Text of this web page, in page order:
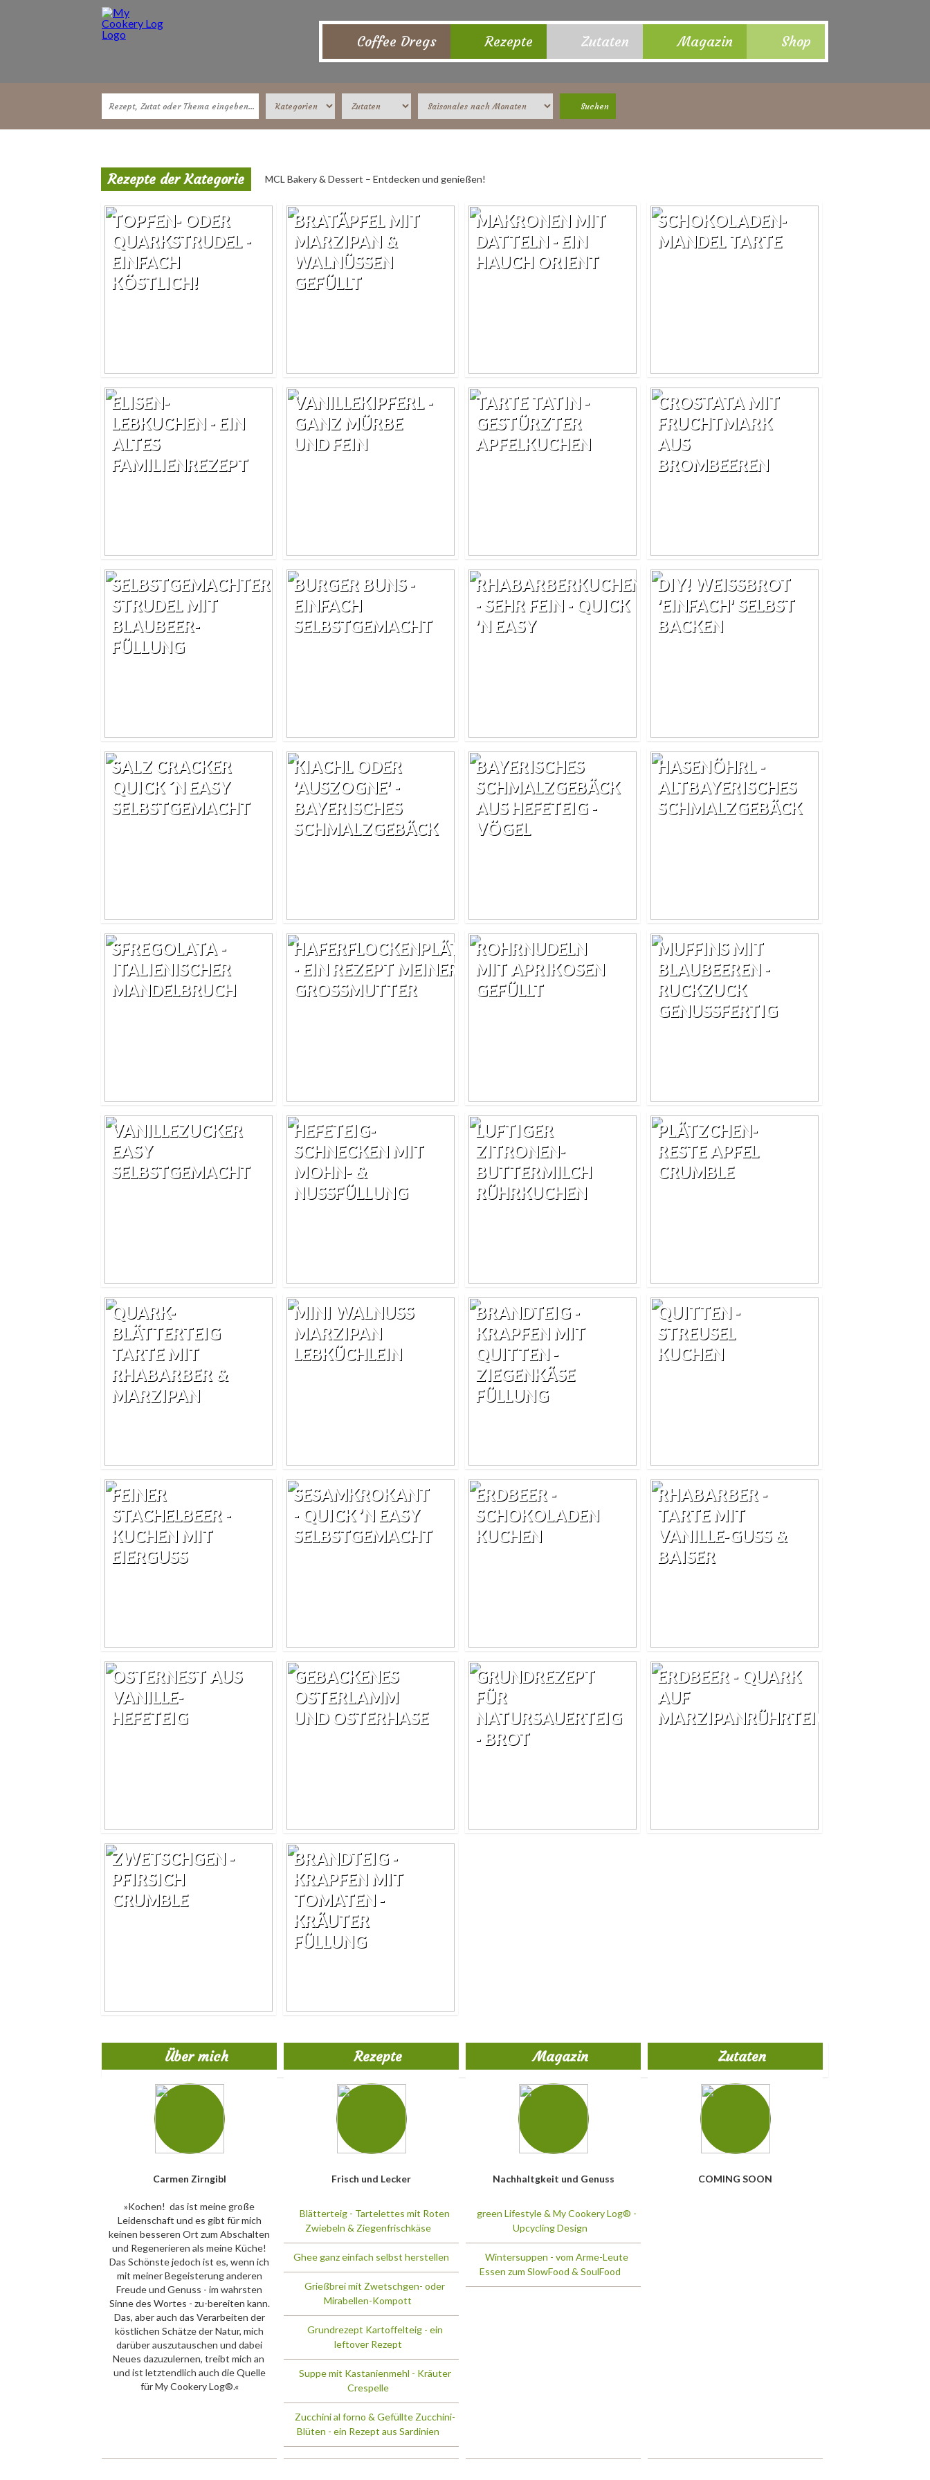
Coffee Dregs Rezepte Zutaten Magazin Shop
Rezepte der Kategorie MCL Bakery & Dessert – Entdecken und genießen!
TOPFEN- ODER
QUARKSTRUDEL -
EINFACH
KÖSTLICH!
BRATÄPFEL MIT
MARZIPAN &
WALNÜSSEN
GEFÜLLT
MAKRONEN MIT
DATTELN - EIN
HAUCH ORIENT
SCHOKOLADEN-
MANDEL TARTE
ELISEN-
LEBKUCHEN - EIN
ALTES
FAMILIENREZEPT
VANILLEKIPFERL -
GANZ MÜRBE
UND FEIN
TARTE TATIN -
GESTÜRZTER
APFELKUCHEN
CROSTATA MIT
FRUCHTMARK
AUS
BROMBEEREN
SELBSTGEMACHTER
STRUDEL MIT
BLAUBEER-
FÜLLUNG
BURGER BUNS -
EINFACH
SELBSTGEMACHT
RHABARBERKUCHEN
- SEHR FEIN - QUICK
'N EASY
DIY! WEISSBROT '
EINFACH' SELBST B
ACKEN
SALZ CRACKER
QUICK ´N EASY
SELBSTGEMACHT
KIACHL ODER
'AUSZOGNE' -
BAYERISCHES
SCHMALZGEBÄCK
BAYERISCHES
SCHMALZGEBÄCK
AUS HEFETEIG -
VÖGEL
HASENÖHRL -
ALTBAYERISCHES
SCHMALZGEBÄCK
SFREGOLATA -
ITALIENISCHER
MANDELBRUCH
HAFERFLOCKENPLÄTZCHEN
- EIN REZEPT MEINER
GROSSMUTTER
ROHRNUDELN
MIT APRIKOSEN
GEFÜLLT
MUFFINS MIT
BLAUBEEREN -
RUCKZUCK
GENUSSFERTIG
VANILLEZUCKER
EASY
SELBSTGEMACHT
HEFETEIG-
SCHNECKEN MIT
MOHN- &
NUSSFÜLLUNG
LUFTIGER
ZITRONEN-
BUTTERMILCH
RÜHRKUCHEN
PLÄTZCHEN-
RESTE APFEL
CRUMBLE
QUARK-
BLÄTTERTEIG
TARTE MIT
RHABARBER &
MARZIPAN
MINI WALNUSS
MARZIPAN
LEBKÜCHLEIN
BRANDTEIG -
KRAPFEN MIT
QUITTEN -
ZIEGENKÄSE
FÜLLUNG
QUITTEN -
STREUSEL
KUCHEN
FEINER
STACHELBEER -
KUCHEN MIT
EIERGUSS
SESAMKROKANT
- QUICK ’N EASY
SELBSTGEMACHT
ERDBEER -
SCHOKOLADEN
KUCHEN
RHABARBER -
TARTE MIT
VANILLE-GUSS &
BAISER
OSTERNEST AUS
VANILLE-
HEFETEIG
GEBACKENES
OSTERLAMM
UND OSTERHASE
GRUNDREZEPT
FÜR
NATURSAUERTEIG
- BROT
ERDBEER - QUARK
AUF
MARZIPANRÜHRTEIG
ZWETSCHGEN -
PFIRSICH
CRUMBLE
BRANDTEIG -
KRAPFEN MIT
TOMATEN -
KRÄUTER
FÜLLUNG
Über mich
Carmen Zirngibl
»Kochen!  das ist meine große
Leidenschaft und es gibt für mich
keinen besseren Ort zum Abschalten
und Regenerieren als meine Küche!
Das Schönste jedoch ist es, wenn ich
mit meiner Begeisterung anderen
Freude und Genuss - im wahrsten
Sinne des Wortes - zu-bereiten kann.
Das, aber auch das Verarbeiten der
köstlichen Schätze der Natur, mich
darüber auszutauschen und dabei
Neues dazuzulernen, treibt mich an 
und ist letztendlich auch die Quelle
für My Cookery Log®.«
Rezepte
Frisch und Lecker
Blätterteig - Tartelettes mit Roten
Zwiebeln & Ziegenfrischkäse
Ghee ganz einfach selbst herstellen
Grießbrei mit Zwetschgen- oder
Mirabellen-Kompott
Grundrezept Kartoffelteig - ein
leftover Rezept
Suppe mit Kastanienmehl - Kräuter
Crespelle
Zucchini al forno & Gefüllte Zucchini-
Blüten - ein Rezept aus Sardinien
Magazin
Nachhaltgkeit und Genuss
green Lifestyle & My Cookery Log® -
Upcycling Design
Wintersuppen - vom Arme-Leute
Essen zum SlowFood & SoulFood
Zutaten
COMING SOON